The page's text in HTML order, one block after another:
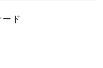
ード